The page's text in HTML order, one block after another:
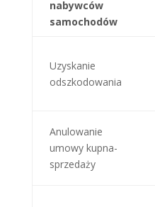
nabywców
samochodów
Uzyskanie
odszkodowania
Anulowanie
umowy kupna-
sprzedaży